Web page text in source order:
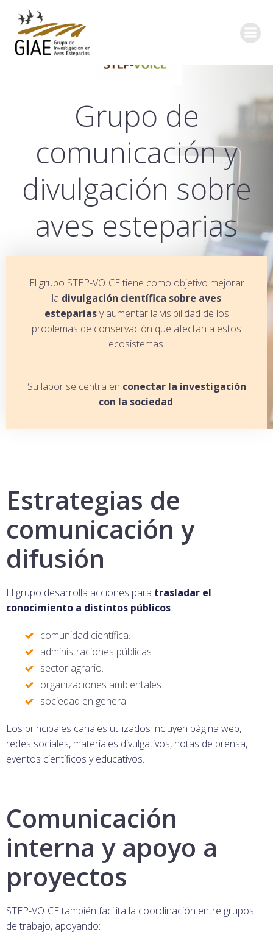
Grupo de
comunicación y
divulgación sobre
aves esteparias
El grupo STEP-VOICE tiene como objetivo mejorar
la divulgación científica sobre aves
estepariasy aumentar la visibilidad de los
problemas de conservación que afectan a estos
ecosistemas.
Su labor se centra en conectar la investigación
con la sociedad.
Estrategias de
comunicación y
difusión
El grupo desarrolla acciones para trasladar el
conocimiento a distintos públicos:
comunidad científica.
administraciones públicas.
sector agrario.
organizaciones ambientales.
sociedad en general.
Los principales canales utilizados incluyen página web,
redes sociales, materiales divulgativos, notas de prensa,
eventos científicos y educativos.
Comunicación
interna y apoyo a
proyectos
STEP-VOICE también facilita la coordinación entre grupos
de trabajo, apoyando: